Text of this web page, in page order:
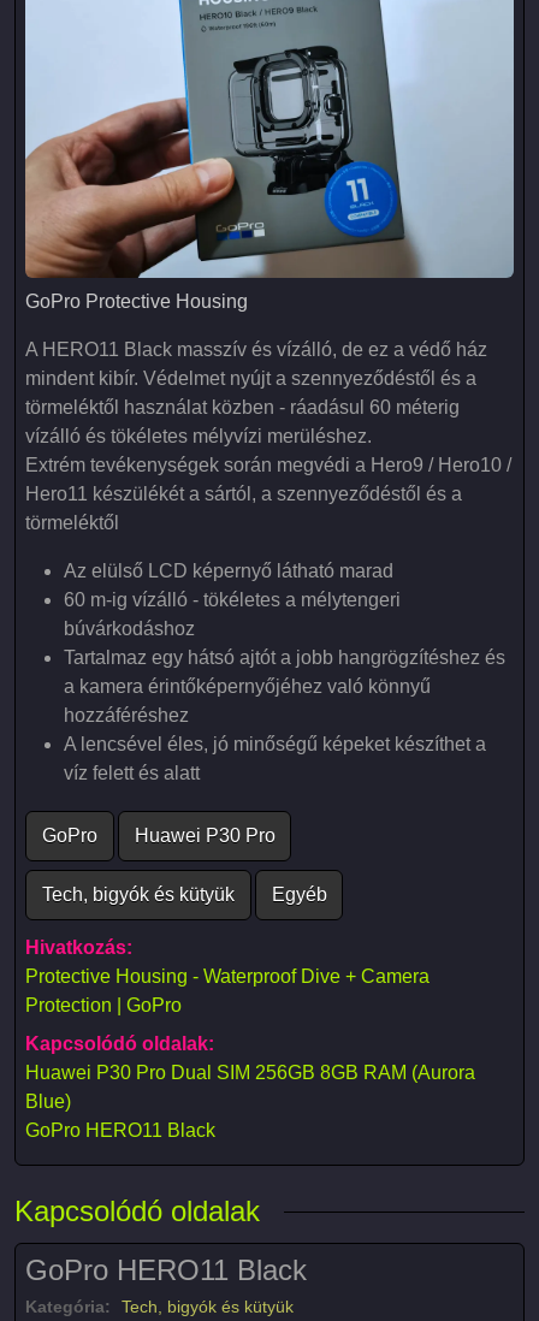
GoPro Protective Housing
GoPro Protective Housing
A HERO11 Black masszív és vízálló, de ez a védő ház
mindent kibír. Védelmet nyújt a szennyeződéstől és a
törmeléktől használat közben - ráadásul 60 méterig
vízálló és tökéletes mélyvízi merüléshez.
Extrém tevékenységek során megvédi a Hero9 / Hero10 /
Hero11 készülékét a sártól, a szennyeződéstől és a
törmeléktől
Az elülső LCD képernyő látható marad
60 m-ig vízálló - tökéletes a mélytengeri
búvárkodáshoz
Tartalmaz egy hátsó ajtót a jobb hangrögzítéshez és
a kamera érintőképernyőjéhez való könnyű
hozzáféréshez
A lencsével éles, jó minőségű képeket készíthet a
víz felett és alatt
GoPro Huawei P30 Pro
Tech, bigyók és kütyük Egyéb
Hivatkozás:
Protective Housing - Waterproof Dive + Camera
Protection | GoPro
Kapcsolódó oldalak:
Huawei P30 Pro Dual SIM 256GB 8GB RAM (Aurora
Blue)
GoPro HERO11 Black
Kapcsolódó oldalak
GoPro HERO11 Black
Kategória: Tech, bigyók és kütyük